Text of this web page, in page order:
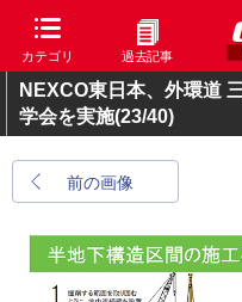
カテゴリ 過去記事
NEXCO東日本、外環道
学会を実施(23/40)
前の画像